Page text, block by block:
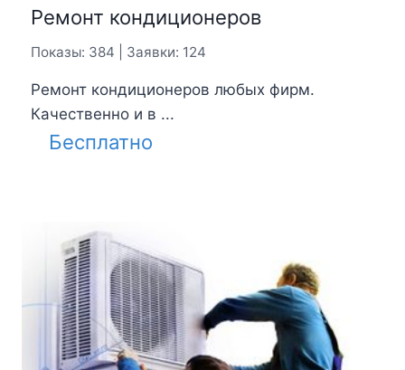
Ремонт кондиционеров
Показы: 384 | Заявки: 124
Ремонт кондиционеров любых фирм.
Качественно и в ...
Бесплатно